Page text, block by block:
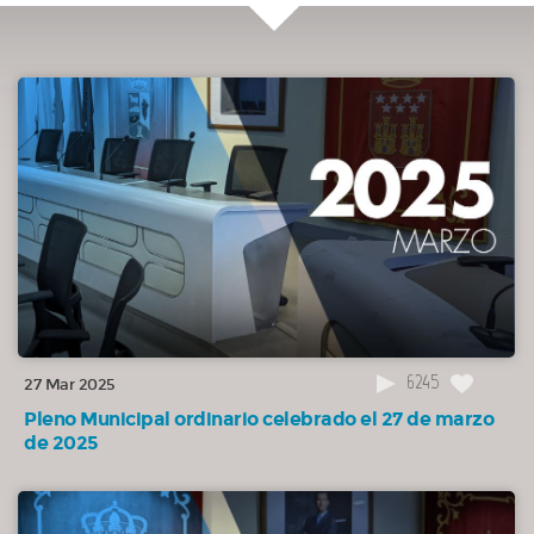
mantenimiento de instalaciones térmicas en dependencias municipales
prestados durante el primer trimestre de 2025.
00:36:13
8.(085/25) Dar cuenta del informe de la Tesorería Municipal sobre
cumplimiento, en el primer trimestre de 2025, de los plazos previstos en la Ley
de lucha contra la morosidad, en este Ayuntamiento.
DAR CUENTA
00:36:29
9.(086/25) Dar cuenta del informe de la Tesorería Municipal sobre
cumplimiento, en el primer trimestre de 2025, de los plazos previstos en la Ley
de lucha contra la morosidad, en el Patronato Monte del Pilar.
DAR CUENTA
de ejecución presupuestaria en el primer trimestre del ejercicio 2025.
DAR CUENTA
cumplimiento del objetivo de Estabilidad Presupuestaria en la ejecución del
primer trimestre del ejercicio 2025.
27 Mar 2025 6245
Pleno Municipal ordinario celebrado el 27 de marzo
de 2025